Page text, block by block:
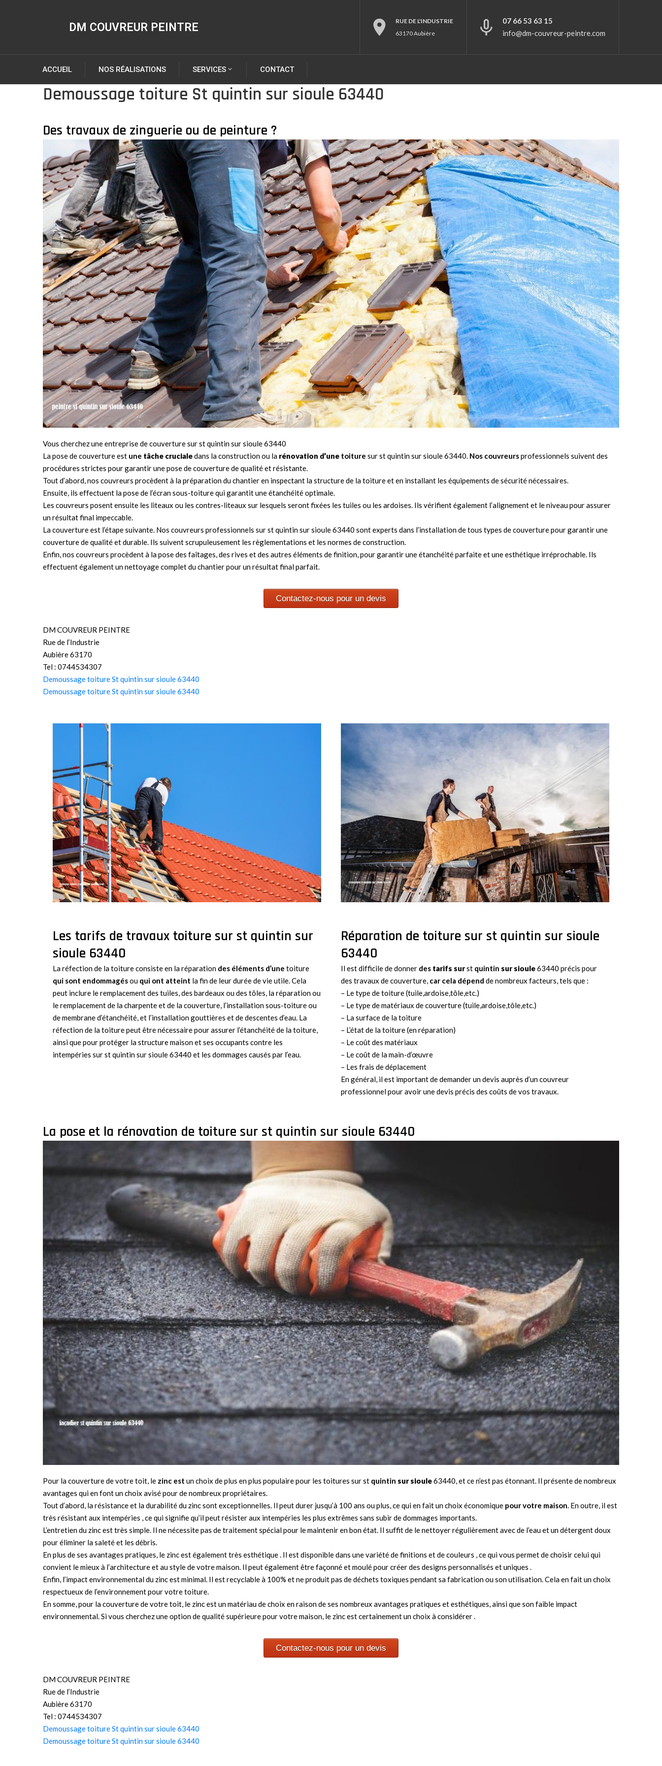
DM COUVREUR PEINTRE
RUE DE L'INDUSTRIE
63170 Aubière
07 66 53 63 15
info@dm-couvreur-peintre.com
ACCUEIL NOS RÉALISATIONS SERVICES CONTACT
Demoussage toiture St quintin sur sioule 63440
Des travaux de zinguerie ou de peinture ?
Vous cherchez une entreprise de couverture sur st quintin sur sioule 63440
La pose de couverture est une tâche crucialedans la construction ou la rénovation d’une toiture sur st quintin sur sioule 63440. Nos couvreursprofessionnels suivent des
procédures strictes pour garantir une pose de couverture de qualité et résistante.
Tout d’abord, nos couvreurs procèdent à la préparation du chantier en inspectant la structure de la toiture et en installant les équipements de sécurité nécessaires.
Ensuite, ils effectuent la pose de l’écran sous-toiture qui garantit une étanchéité optimale.
Les couvreurs posent ensuite les liteaux ou les contres-liteaux sur lesquels seront fixées les tuiles ou les ardoises. Ils vérifient également l’alignement et le niveau pour assurer
un résultat final impeccable.
La couverture est l’étape suivante. Nos couvreurs professionnels sur st quintin sur sioule 63440 sont experts dans l’installation de tous types de couverture pour garantir une
couverture de qualité et durable. Ils suivent scrupuleusement les règlementations et les normes de construction.
Enfin, nos couvreurs procèdent à la pose des faîtages, des rives et des autres éléments de finition, pour garantir une étanchéité parfaite et une esthétique irréprochable. Ils
effectuent également un nettoyage complet du chantier pour un résultat final parfait.
Contactez-nous pour un devis
DM COUVREUR PEINTRE
Rue de l’Industrie
Aubière 63170
Tel : 0744534307
Demoussage toiture St quintin sur sioule 63440
Demoussage toiture St quintin sur sioule 63440
Les tarifs de travaux toiture sur st quintin sur
sioule 63440
La réfection de la toiture consiste en la réparation des éléments d’une toiture
qui sont endommagésou qui ont atteint la fin de leur durée de vie utile. Cela
peut inclure le remplacement des tuiles, des bardeaux ou des tôles, la réparation ou
le remplacement de la charpente et de la couverture, l’installation sous-toiture ou
de membrane d’étanchéité, et l’installation gouttières et de descentes d’eau. La
réfection de la toiture peut être nécessaire pour assurer l’étanchéité de la toiture,
ainsi que pour protéger la structure maison et ses occupants contre les
intempéries sur st quintin sur sioule 63440 et les dommages causés par l’eau.
Réparation de toiture sur st quintin sur sioule
63440
Il est difficile de donner des tarifs surst quintin sur sioule63440 précis pour
des travaux de couverture, car cela dépend de nombreux facteurs, tels que :
– Le type de toiture (tuile,ardoise,tôle,etc.)
– Le type de matériaux de couverture (tuile,ardoise,tôle,etc.)
– La surface de la toiture
– L’état de la toiture (en réparation)
– Le coût des matériaux
– Le coût de la main-d’œuvre
– Les frais de déplacement
En général, il est important de demander un devis auprès d’un couvreur
professionnel pour avoir une devis précis des coûts de vos travaux.
La pose et la rénovation de toiture sur st quintin sur sioule 63440
Pour la couverture de votre toit, le zinc est un choix de plus en plus populaire pour les toitures sur st quintin sur sioule63440, et ce n’est pas étonnant. Il présente de nombreux
avantages qui en font un choix avisé pour de nombreux propriétaires.
Tout d’abord, la résistance et la durabilité du zinc sont exceptionnelles. Il peut durer jusqu’à 100 ans ou plus, ce qui en fait un choix économique pour votre maison. En outre, il est
très résistant aux intempéries , ce qui signifie qu’il peut résister aux intempéries les plus extrêmes sans subir de dommages importants.
L’entretien du zinc est très simple. Il ne nécessite pas de traitement spécial pour le maintenir en bon état. Il suffit de le nettoyer régulièrement avec de l’eau et un détergent doux
pour éliminer la saleté et les débris.
En plus de ses avantages pratiques, le zinc est également très esthétique . Il est disponible dans une variété de finitions et de couleurs , ce qui vous permet de choisir celui qui
convient le mieux à l’architecture et au style de votre maison. Il peut également être façonné et moulé pour créer des designs personnalisés et uniques .
Enfin, l’impact environnemental du zinc est minimal. Il est recyclable à 100% et ne produit pas de déchets toxiques pendant sa fabrication ou son utilisation. Cela en fait un choix
respectueux de l’environnement pour votre toiture.
En somme, pour la couverture de votre toit, le zinc est un matériau de choix en raison de ses nombreux avantages pratiques et esthétiques, ainsi que son faible impact
environnemental. Si vous cherchez une option de qualité supérieure pour votre maison, le zinc est certainement un choix à considérer .
Contactez-nous pour un devis
DM COUVREUR PEINTRE
Rue de l’Industrie
Aubière 63170
Tel : 0744534307
Demoussage toiture St quintin sur sioule 63440
Demoussage toiture St quintin sur sioule 63440